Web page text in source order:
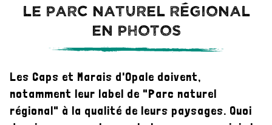
et Marais d'Opale
Le Parc à découvrir
Bienvenue en Caps et Marais d'Opale
Le Parc naturel régional
en photos
Les Caps et Marais d'Opale doivent,
notamment leur label de "Parc naturel
régional" à la qualité de leurs paysages. Quoi